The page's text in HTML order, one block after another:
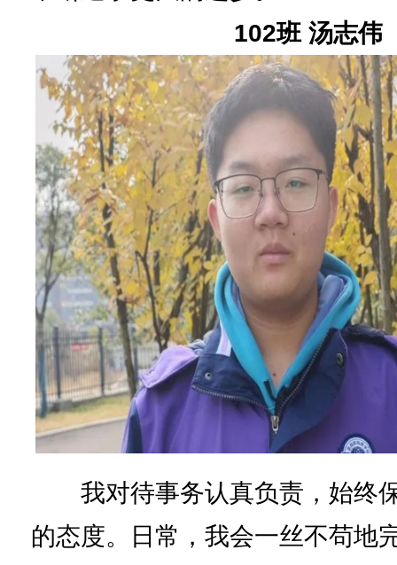
102班 汤志伟
我对待事务认真负责，始终
的态度。日常，我会一丝不苟地